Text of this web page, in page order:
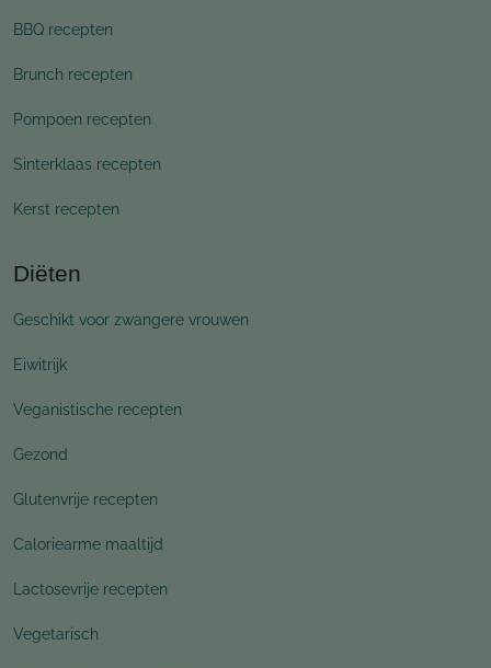
BBQ recepten
Brunch recepten
Pompoen recepten
Sinterklaas recepten
Kerst recepten
Diëten
Geschikt voor zwangere vrouwen
Eiwitrijk
Veganistische recepten
Gezond
Glutenvrije recepten
Caloriearme maaltijd
Lactosevrije recepten
Vegetarisch